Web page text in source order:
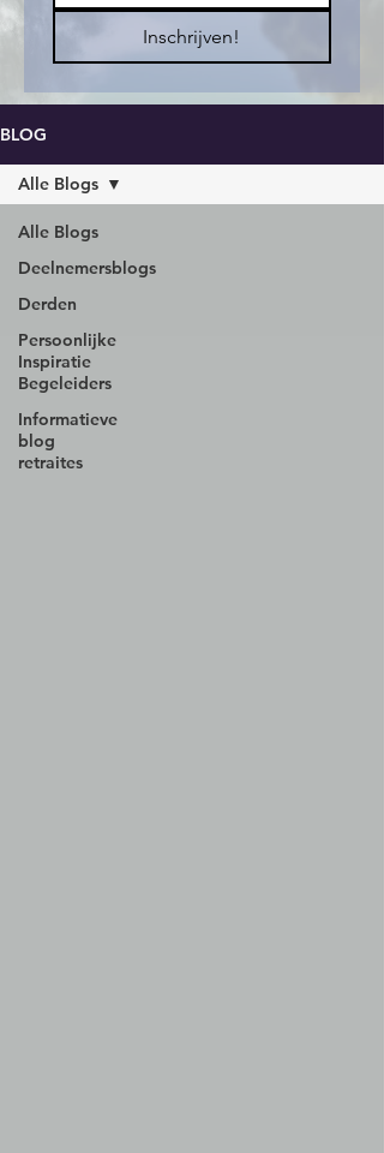
Inschrijven!
BLOG
Alle Blogs
Deelnemersblogs
Derden
Persoonlijke
Inspiratie
Begeleiders
Informatieve
blog
retraites
Alle Blogs